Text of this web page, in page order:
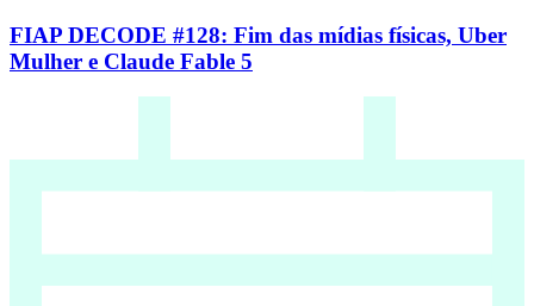
FIAP DECODE #128: Fim das mídias físicas, Uber
Mulher e Claude Fable 5